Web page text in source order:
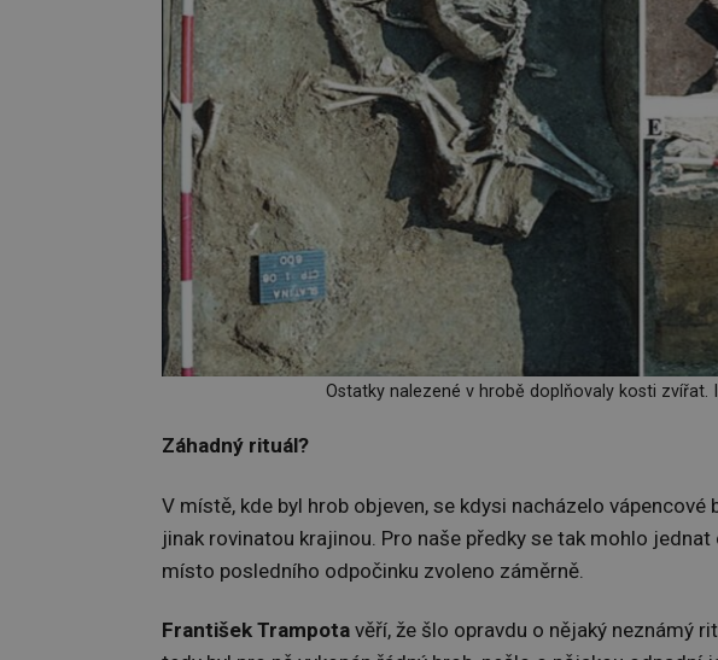
Ostatky nalezené v hrobě doplňovaly kosti
Záhadný rituál?
V místě, kde byl hrob objeven, se kdysi nacházelo
jinak rovinatou krajinou. Pro naše předky se tak mohlo
místo posledního odpočinku zvoleno záměrně.
František Trampota věří, že šlo opravdu o nějaký neznámý